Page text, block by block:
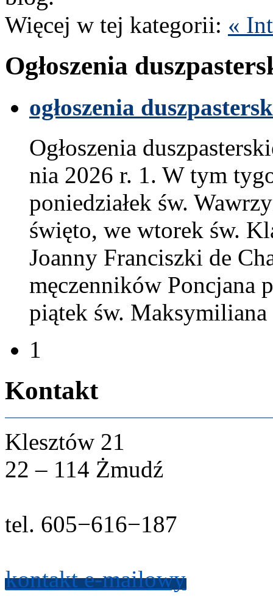
Więcej w tej kat­e­gorii: «
Ogłoszenia
ogłoszenia
Ogłoszenia
nia 2026 r. 1. W tym
poniedzi­ałek św.
święto, we wtorek św.
Joanny Fran­ciszki de
męczen­ników Pon­c­jana
piątek św.
1
Kon­takt
Klesztów 21
22 – 114 Żmudź
tel. 605−616−187
kon­takt e-​mailowy